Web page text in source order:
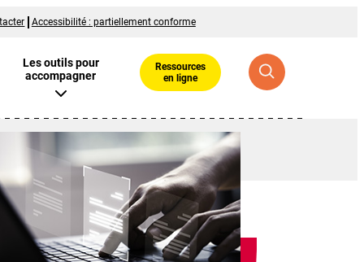
Accessibilité : partiellement conforme
Les outils pour
accompagner
Ressources
en ligne